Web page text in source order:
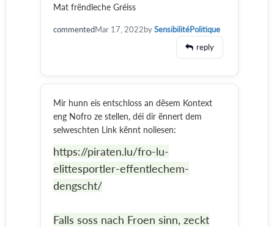
Mat frëndleche Gréiss
commentedMar 17, 2022bySensibilitéPolitique
reply
Mir hunn eis entschloss an dësem Kontext
eng Nofro ze stellen, déi dir ënnert dem
selweschten Link kënnt noliesen:
https://piraten.lu/fro-lu-
elittesportler-effentlechem-
dengscht/
Falls soss nach Froen sinn, zeckt